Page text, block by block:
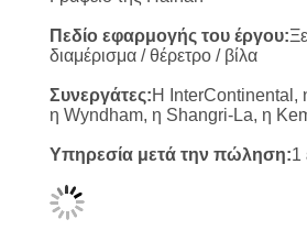
Πεδίο εφαρμογής του έργου:
διαμέρισμα / θέρετρο / βίλα
Συνεργάτες:Η InterContinental,
η Wyndham, η Shangri-La, η
Υπηρεσία μετά την πώληση:1